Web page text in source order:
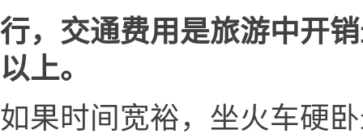
行，交通费用是旅游中开
以上。
如果时间宽裕，坐火车硬